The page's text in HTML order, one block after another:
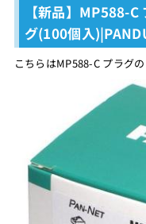
【新品】MP588-
グ(100個入
こちらはMP588-C プラ